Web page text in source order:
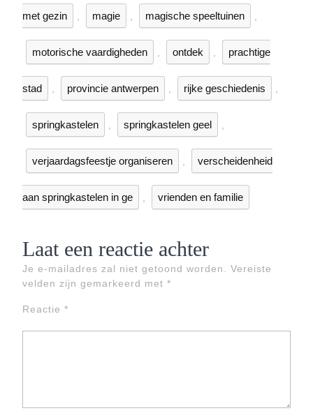
met gezin magie magische speeltuinen
motorische vaardigheden ontdek prachtige
stad provincie antwerpen rijke geschiedenis
springkastelen springkastelen geel
verjaardagsfeestje organiseren verscheidenheid
aan springkastelen in ge vrienden en familie
Laat een reactie achter
Je e-mailadres zal niet getoond worden.
Vereiste
velden zijn gemarkeerd met *
Reactie *